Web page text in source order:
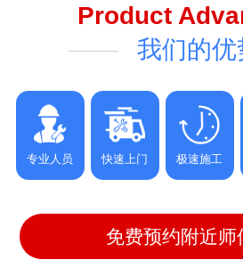
Product
我们的优
专业人员 快速上门 极速施工
免费预约附近师